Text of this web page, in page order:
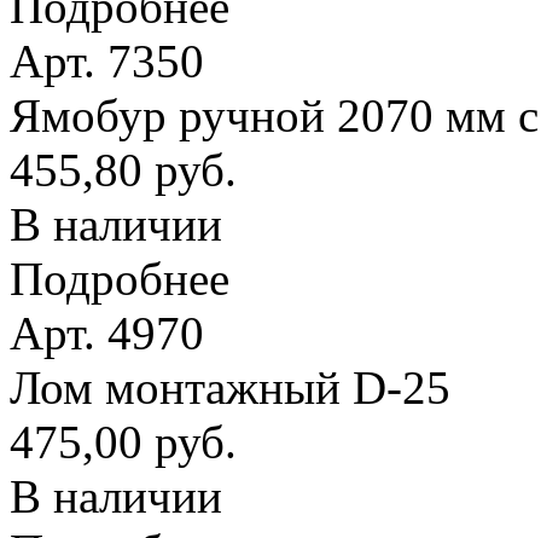
Арт. 7350
Ямобур ручной 2070 мм
455,80 руб.
В наличии
Подробнее
Арт. 4970
Лом монтажный D-25
475,00 руб.
В наличии